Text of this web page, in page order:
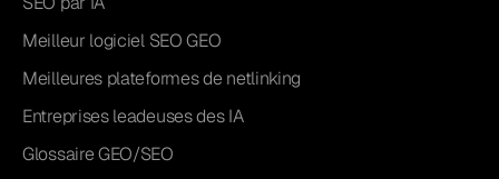
Meilleur logiciel SEO GEO
Meilleures plateformes de netlinking
Entreprises leadeuses des IA
Glossaire GEO/SEO